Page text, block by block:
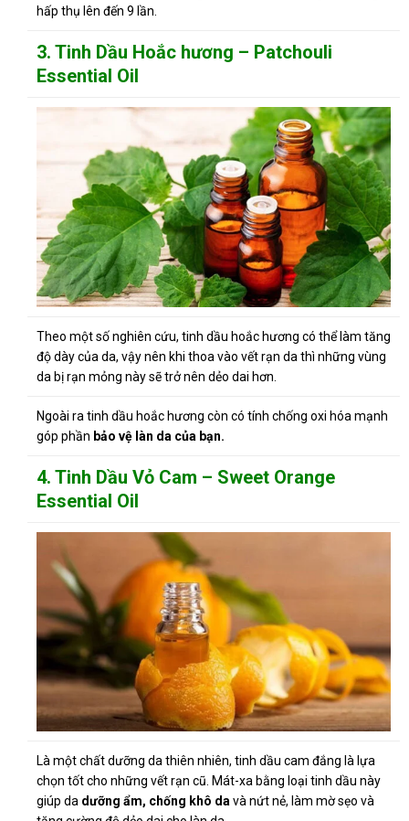
hấp thụ lên đến 9 lần.
3. Tinh Dầu Hoắc hương – Patchouli
Essential Oil
Theo một số nghiên cứu, tinh dầu hoắc hương có thể làm tăng
độ dày của da, vậy nên khi thoa vào vết rạn da thì những vùng
da bị rạn mỏng này sẽ trở nên dẻo dai hơn.
Ngoài ra tinh dầu hoắc hương còn có tính chống oxi hóa mạnh
góp phần bảo vệ làn da của bạn.
4. Tinh Dầu Vỏ Cam – Sweet Orange
Essential Oil
Là một chất dưỡng da thiên nhiên, tinh dầu cam đắng là lựa
chọn tốt cho những vết rạn cũ. Mát-xa bằng loại tinh dầu này
giúp da dưỡng ẩm, chống khô davà nứt nẻ, làm mờ sẹo và